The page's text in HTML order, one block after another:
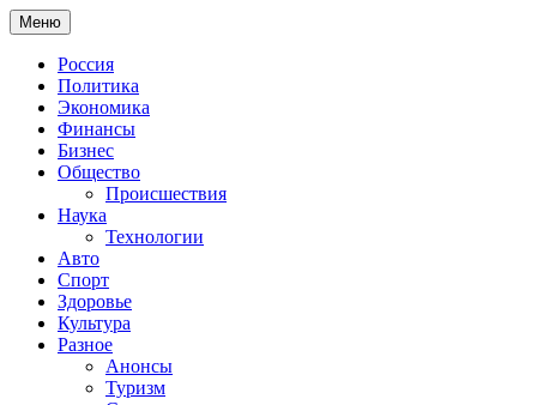
Меню
Россия
Политика
Экономика
Финансы
Бизнес
Общество
Происшествия
Наука
Технологии
Авто
Спорт
Здоровье
Культура
Разное
Анонсы
Туризм